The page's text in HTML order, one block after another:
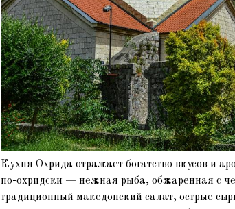
Кухня Охрида отражает богатство вкусов и
по-охридски — нежная рыба, обжаренная с
традиционный македонский салат, острые